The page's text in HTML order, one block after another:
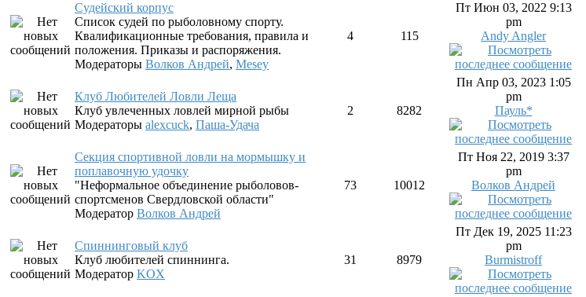
Судейский корпус
Список судей по рыболовному спорту.
Квалификационные требования, правила и
положения. Приказы и распоряжения.
Модераторы Волков Андрей, Mesey
4 115
Пт Июн 03, 2022 9:13
pm
Andy Angler
Клуб Любителей Ловли Леща
Клуб увлеченных ловлей мирной рыбы
Модераторы alexcuck, Паша-Удача
2 8282
Пн Апр 03, 2023 1:05
pm
Пауль*
Секция спортивной ловли на мормышку и
поплавочную удочку
"Неформальное объединение рыболовов-
спортсменов Свердловской области"
Модератор Волков Андрей
73 10012
Пт Ноя 22, 2019 3:37
pm
Волков Андрей
Спиннинговый клуб
Клуб любителей спиннинга.
Модератор KOX
31 8979
Пт Дек 19, 2025 11:23
pm
Burmistroff